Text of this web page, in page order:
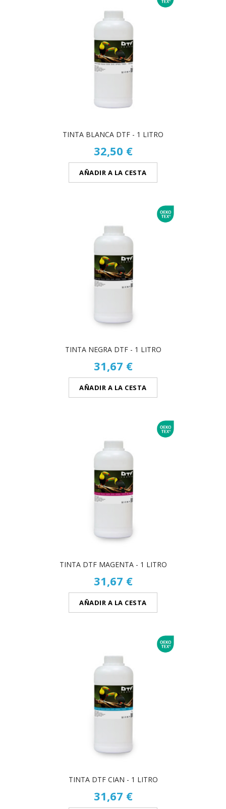
TINTA BLANCA DTF - 1 LITRO
32,50 €
AÑADIR A LA CESTA
TINTA NEGRA DTF - 1 LITRO
31,67 €
AÑADIR A LA CESTA
TINTA DTF MAGENTA - 1 LITRO
31,67 €
AÑADIR A LA CESTA
TINTA DTF CIAN - 1 LITRO
31,67 €